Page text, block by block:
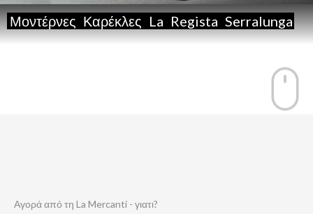
Μοντέρνες Καρέκλες La Regista Serralunga
Αγορά από τη La Mercanti - γιατι?